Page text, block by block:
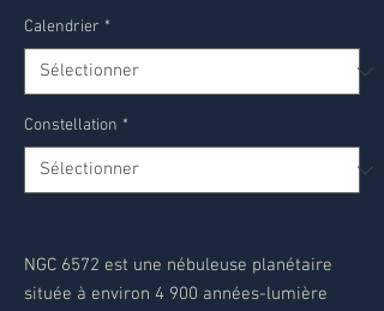
Calendrier *
Constellation *
NGC 6572 est une nébuleuse planétaire
située à environ 4 900 années-lumière